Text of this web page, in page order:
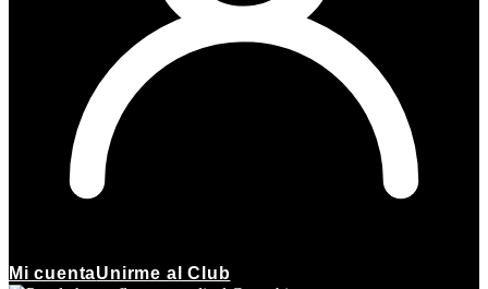
Mi cuentaUnirme al Club